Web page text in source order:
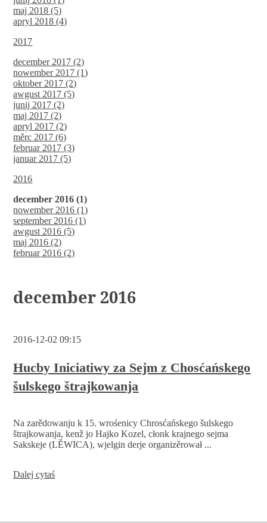
maj 2018 (5)
apryl 2018 (4)
2017
december 2017 (2)
nowember 2017 (1)
oktober 2017 (2)
awgust 2017 (5)
junij 2017 (2)
maj 2017 (2)
apryl 2017 (2)
měrc 2017 (6)
februar 2017 (3)
januar 2017 (5)
2016
december 2016 (1)
nowember 2016 (1)
september 2016 (1)
awgust 2016 (5)
maj 2016 (2)
februar 2016 (2)
december 2016
2016-12-02 09:15
Hucby Iniciatiwy za Sejm z Chosćańskego
šulskego štrajkowanja
Na zarědowanju k 15. wrośenicy Chrosćańskego šulskego
štrajkowanja, kenž jo Hajko Kozel, cłonk krajnego sejma
Sakskeje (LĚWICA), wjelgin derje organizěrował ...
Dalej cytaśHucby